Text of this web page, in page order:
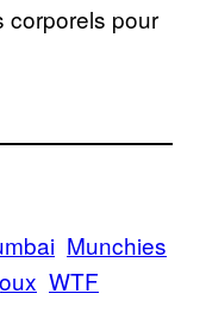
corporels pour
Munchies
WTF